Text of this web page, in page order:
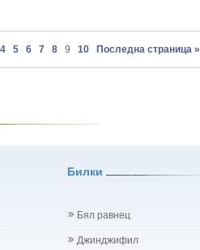
europaeum L.
Tomenosta Wild
4 5 6 7 8 9 10 Последна страница »
Билки
Бял равнец
Джинджифил